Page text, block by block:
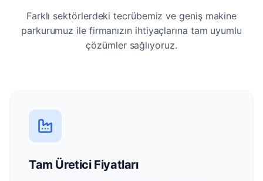
Farklı sektörlerdeki tecrübemiz ve geniş makine
parkurumuz ile firmanızın ihtiyaçlarına tam uyumlu
çözümler sağlıyoruz.
Tam Üretici Fiyatları